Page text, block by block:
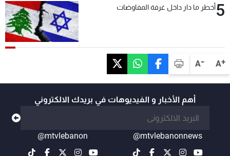
A+
A-
5أخطر ما دار داخل غرفة المفاوضات
أهم الأخبار و الفيديوهات في بريدك الالكتروني
@mtvlebanonnews
@mtvlebanon